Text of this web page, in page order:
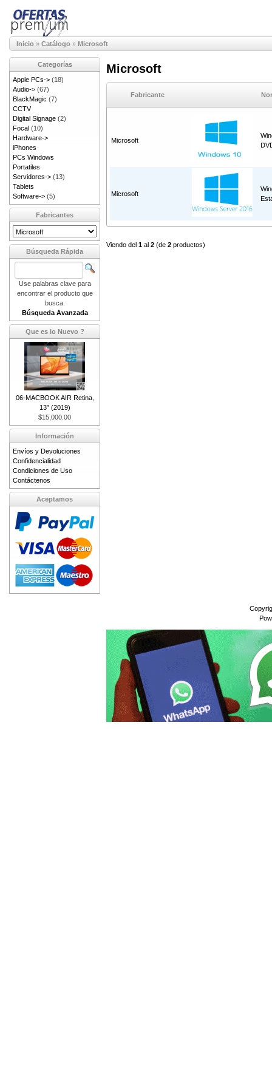
Inicio » Catálogo » Microsoft
Microsoft
Fabricante
Microsoft
Microsoft
Viendo del 1 al 2 (de 2 productos)
Categorías
Apple PCs-> (18)
Audio-> (67)
BlackMagic (7)
CCTV
Digital Signage (2)
Focal (10)
Hardware->
iPhones
PCs Windows
Portatiles
Servidores-> (13)
Tablets
Software-> (5)
Fabricantes
Búsqueda Rápida
Use palabras clave para
encontrar el producto que
busca.
Búsqueda Avanzada
Que es lo Nuevo ?
06-MACBOOK AIR Retina,
13” (2019)
$15,000.00
Información
Envíos y Devoluciones
Confidencialidad
Condiciones de Uso
Contáctenos
Aceptamos